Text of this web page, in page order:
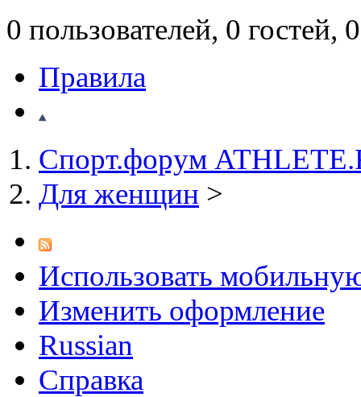
0 пользователей, 0 гостей,
Правила
Спорт.форум
Для женщин >
Использовать
Изменить оформление
Russian
Справка